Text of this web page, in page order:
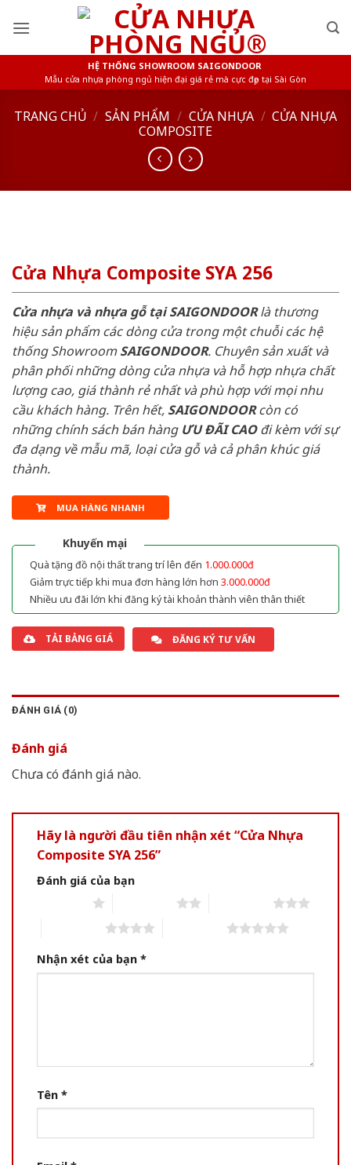
HỆ THỐNG SHOWROOM SAIGONDOOR
Mẫu cửa nhựa phòng ngủ hiện đại giá rẻ mà cực đẹp tại Sài Gòn
TRANG CHỦ / SẢN PHẨM / CỬA NHỰA / CỬA NHỰA
COMPOSITE
Cửa Nhựa Composite SYA 256
Cửa nhựa và nhựa gỗ tại SAIGONDOORlà thương
hiệu sản phẩm các dòng cửa trong một chuỗi các hệ
thống ShowroomSAIGONDOOR. Chuyên sản xuất và
phân phối những dòng cửa nhựa và hỗ hợp nhựa chất
lượng cao, giá thành rẻ nhất và phù hợp với mọi nhu
cầu khách hàng. Trên hết, SAIGONDOORcòn có
những chính sách bán hàng ƯU ĐÃI CAOđi kèm với sự
đa dạng về mẫu mã, loại cửa gỗ và cả phân khúc giá
thành.
MUA HÀNG NHANH
Khuyến mại
Quà tặng đồ nội thất trang trí lên đến 1.000.000đ
Giảm trực tiếp khi mua đơn hàng lớn hơn 3.000.000đ
Nhiều ưu đãi lớn khi đăng ký tài khoản thành viên thân thiết
TẢI BẢNG GIÁ ĐĂNG KÝ TƯ VẤN
ĐÁNH GIÁ (0)
Đánh giá
Chưa có đánh giá nào.
Hãy là người đầu tiên nhận xét “Cửa Nhựa
Composite SYA 256”
Đánh giá của bạn
Nhận xét của bạn *
Tên *